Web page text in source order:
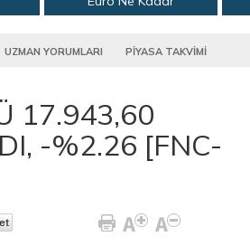
UZMAN YORUMLARI PİYASA TAKVİMİ
17.943,60
-%2.26 [FNC-